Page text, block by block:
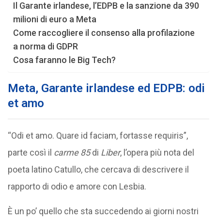
Il Garante irlandese, l’EDPB e la sanzione da 390
milioni di euro a Meta
Come raccogliere il consenso alla profilazione
a norma di GDPR
Cosa faranno le Big Tech?
Meta, Garante irlandese ed EDPB: odi
et amo
“Odi et amo. Quare id faciam, fortasse requiris”,
parte così il carme 85di Liber, l’opera più nota del
poeta latino Catullo, che cercava di descrivere il
rapporto di odio e amore con Lesbia.
È un po’ quello che sta succedendo ai giorni nostri